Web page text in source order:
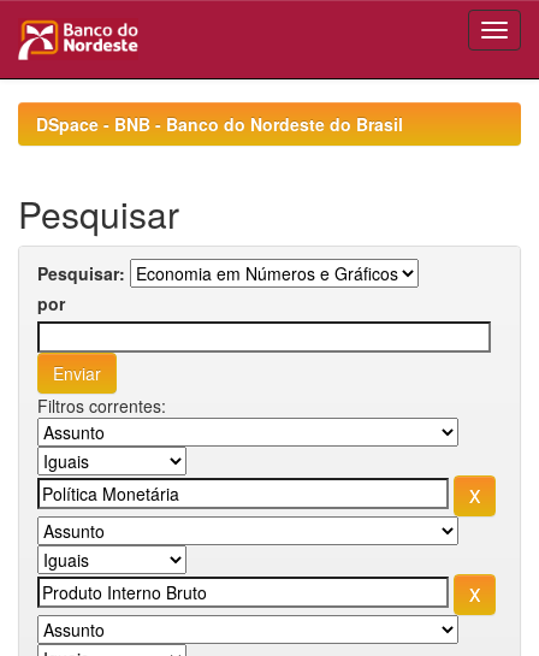
navigationDSpace - BNB - Banco do Nordeste do Brasil
Pesquisar
Pesquisar:
por
Filtros correntes: